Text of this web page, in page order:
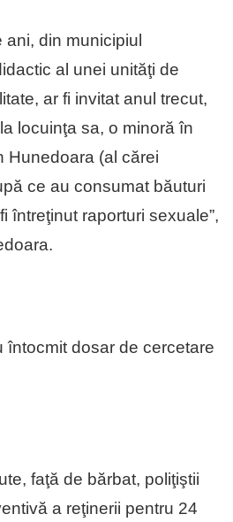
ani, din municipiul
al unei unităţi de
ar fi invitat anul trecut,
locuinţa sa, o minoră în
Hunedoara (al cărei
ce au consumat băuturi
întreţinut raporturi sexuale”,
întocmit dosar de cercetare
faţă de bărbat, poliţiştii
a reţinerii pentru 24